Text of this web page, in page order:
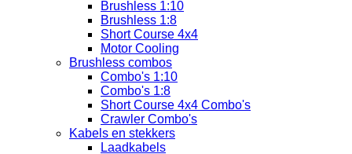
Brushless 1:10
Brushless 1:8
Short Course 4x4
Motor Cooling
Brushless combos
Combo's 1:10
Combo's 1:8
Short Course 4x4 Combo's
Crawler Combo's
Kabels en stekkers
Laadkabels